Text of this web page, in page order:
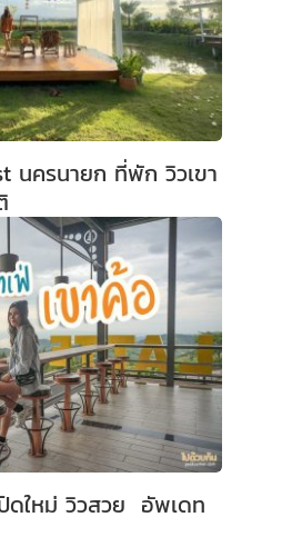
นครนายก ที่พัก วิวเขา
ปิดใหม่ วิวสวย อัพเดท